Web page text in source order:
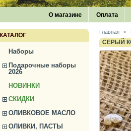
О магазине Оплата
КАТАЛОГ
Наборы
Подарочные наборы
2026
НОВИНКИ
СКИДКИ
ОЛИВКОВОЕ МАСЛО
ОЛИВКИ, ПАСТЫ
Главная >
СЕРЫЙ